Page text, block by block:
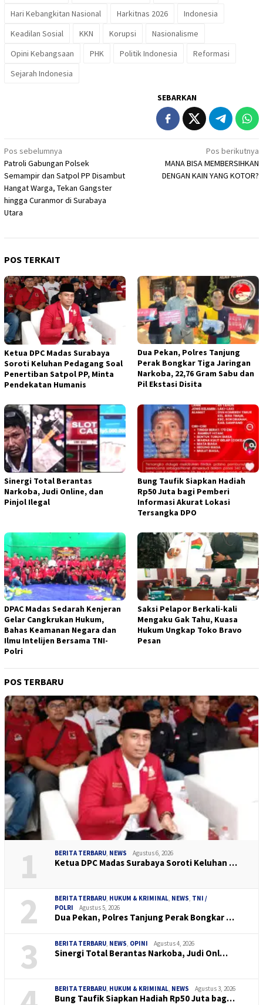
Hari Kebangkitan Nasional
Harkitnas 2026
Indonesia
Keadilan Sosial
KKN Korupsi
Nasionalisme
Opini Kebangsaan
PHK Politik Indonesia
Reformasi
Sejarah Indonesia
SEBARKAN
Navigasi
pos
Pos sebelumnya
Patroli Gabungan Polsek
Semampir dan Satpol PP Disambut
Hangat Warga, Tekan Gangster
hingga Curanmor di Surabaya
Utara
Pos berikutnya
MANA BISA MEMBERSIHKAN
DENGAN KAIN YANG KOTOR?
POS TERKAIT
Ketua DPC Madas Surabaya
Soroti Keluhan Pedagang Soal
Penertiban Satpol PP, Minta
Pendekatan Humanis
Dua Pekan, Polres Tanjung
Perak Bongkar Tiga Jaringan
Narkoba, 22,76 Gram Sabu dan
Pil Ekstasi Disita
Sinergi Total Berantas
Narkoba, Judi Online, dan
Pinjol Ilegal
Bung Taufik Siapkan Hadiah
Rp50 Juta bagi Pemberi
Informasi Akurat Lokasi
Tersangka DPO
DPAC Madas Sedarah Kenjeran
Gelar Cangkrukan Hukum,
Bahas Keamanan Negara dan
Ilmu Intelijen Bersama TNI-
Polri
Saksi Pelapor Berkali-kali
Mengaku Gak Tahu, Kuasa
Hukum Ungkap Toko Bravo
Pesan
POS TERBARU
1 BERITA TERBARU, NEWS Agustus 6, 2026
Ketua DPC Madas Surabaya Soroti Keluhan …
2 BERITA TERBARU, HUKUM & KRIMINAL, NEWS, TNI /
POLRI
Agustus 5, 2026
Dua Pekan, Polres Tanjung Perak Bongkar …
3 BERITA TERBARU, NEWS, OPINI Agustus 4, 2026
Sinergi Total Berantas Narkoba, Judi Onl…
BERITA TERBARU, HUKUM & KRIMINAL, NEWS Agustus 3, 2026
Bung Taufik Siapkan Hadiah Rp50 Juta bag…